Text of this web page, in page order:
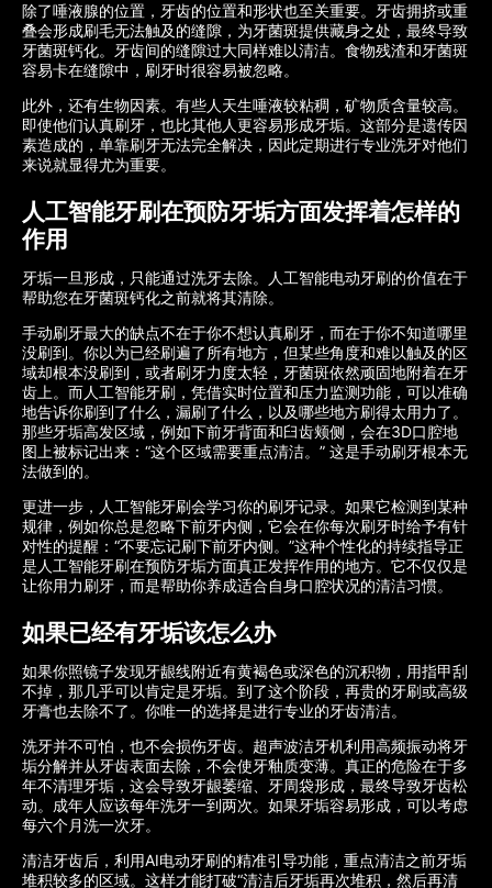
除了唾液腺的位置，牙齿的位置和形状也至关重要。牙齿拥挤或重
叠会形成刷毛无法触及的缝隙，为牙菌斑提供藏身之处，最终导致
牙菌斑钙化。牙齿间的缝隙过大同样难以清洁。食物残渣和牙菌斑
容易卡在缝隙中，刷牙时很容易被忽略。
此外，还有生物因素。有些人天生唾液较粘稠，矿物质含量较高。
即使他们认真刷牙，也比其他人更容易形成牙垢。这部分是遗传因
素造成的，单靠刷牙无法完全解决，因此定期进行专业洗牙对他们
来说就显得尤为重要。
人工智能牙刷在预防牙垢方面发挥着怎样的
作用
牙垢一旦形成，只能通过洗牙去除。人工智能电动牙刷的价值在于
帮助您在牙菌斑钙化之前就将其清除。
手动刷牙最大的缺点不在于你不想认真刷牙，而在于你不知道哪里
没刷到。你以为已经刷遍了所有地方，但某些角度和难以触及的区
域却根本没刷到，或者刷牙力度太轻，牙菌斑依然顽固地附着在牙
齿上。而人工智能牙刷，凭借实时位置和压力​​监测功能，可以准确
地告诉你刷到了什么，漏刷了什么，以及哪些地方刷得太用力了。
那些牙垢高发区域，例如下前牙背面和臼齿颊侧，会在3D口腔地
图上被标记出来：“这个区域需要重点清洁。” 这是手动刷牙根本无
法做到的。
更进一步，人工智能牙刷会学习你的刷牙记录。如果它检测到某种
规律，例如你总是忽略下前牙内侧，它会在你每次刷牙时给予有针
对性的提醒：“不要忘记刷下前牙内侧。”这种个性化的持续指导正
是人工智能牙刷在预防牙垢方面真正发挥作用的地方。它不仅仅是
让你用力刷牙，而是帮助你养成适合自身口腔状况的清洁习惯。
如果已经有牙垢该怎么办
如果你照镜子发现牙龈线附近有黄褐色或深色的沉积物，用指甲刮
不掉，那几乎可以肯定是牙垢。到了这个阶段，再贵的牙刷或高级
牙膏也去除不了。你唯一的选择是进行专业的牙齿清洁。
洗牙并不可怕，也不会损伤牙齿。超声波洁牙机利用高频振动将牙
垢分解并从牙齿表面去除，不会使牙釉质变薄。真正的危险在于多
年不清理牙垢，这会导致牙龈萎缩、牙周袋形成，最终导致牙齿松
动。成年人应该每年洗牙一到两次。如果牙垢容易形成，可以考虑
每六个月洗一次牙。
清洁牙齿后，利用AI电动牙刷的精准引导功能，重点清洁之前牙垢
堆积较多的区域。这样才能打破“清洁后牙垢再次堆积，然后再清